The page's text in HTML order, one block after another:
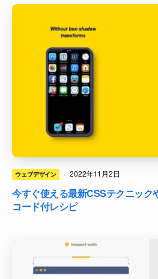
ウェブデザイン · 2022年11月2日
今すぐ使える最新CSSテクニック
コード付レシピ